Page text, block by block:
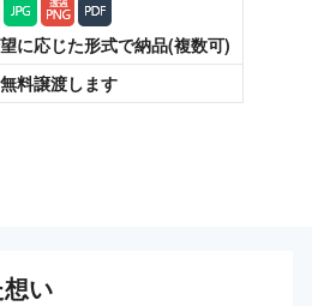
に応じた形式で納品(複数可)
料譲渡します
い